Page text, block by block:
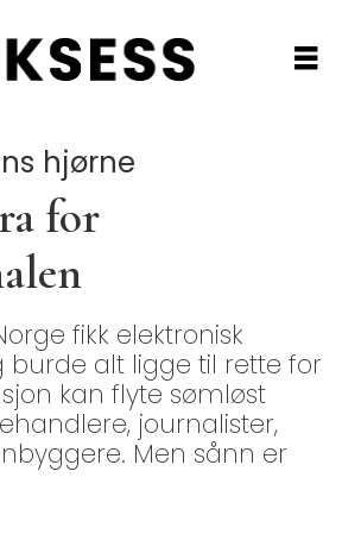
hjørne
for
fikk elektronisk
burde alt ligge til rette for
kan flyte sømløst
journalister,
Men sånn er